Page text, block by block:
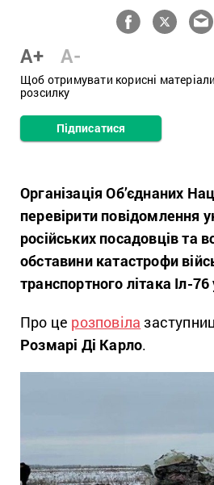
A+ A-
Щоб отримувати корисні
розсилку
Підписатися
Організація Об’єднаних
перевірити повідомлення
російських посадовців та
обставини катастрофи
транспортного літака Іл-76
Про це розповіла
Розмарі Ді Карло.